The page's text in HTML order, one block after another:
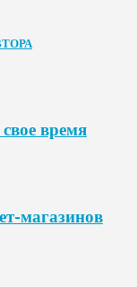
время
магазинов